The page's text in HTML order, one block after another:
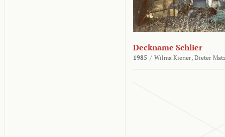
Deckname Schlier
1985 / Wilma Kiener, Dieter